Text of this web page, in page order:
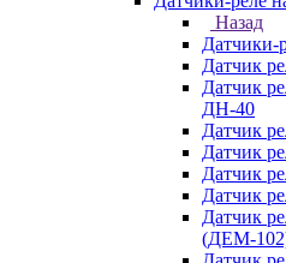
Назад
Датчики-
Датчик
Датчик
ДН-40
Датчик
Датчик
Датчик
Датчик
Датчик
(ДЕМ-